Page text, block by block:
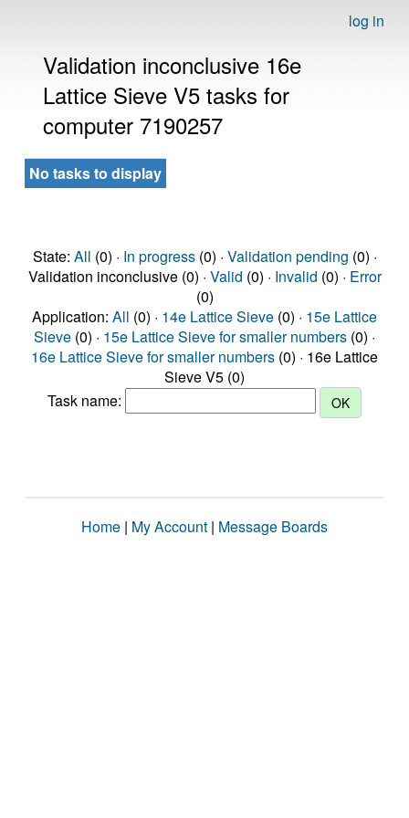
log in
Validation inconclusive 16e
Lattice Sieve V5 tasks for
computer 7190257
No tasks to display
State: All (0) · In progress(0) · Validation pending (0) ·
Validation inconclusive (0) · Valid (0) · Invalid (0) · Error
(0)
Application: All (0) · 14e Lattice Sieve (0) · 15e Lattice
Sieve (0) · 15e Lattice Sieve for smaller numbers (0) ·
16e Lattice Sieve for smaller numbers (0) · 16e Lattice
Sieve V5 (0)
Task name:
Home | My Account | Message Boards